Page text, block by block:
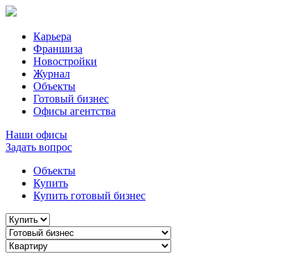
Карьера
Франшиза
Новостройки
Журнал
Объекты
Готовый бизнес
Офисы агентства
Наши офисы
Задать вопрос
Объекты
Купить
Купить готовый бизнес